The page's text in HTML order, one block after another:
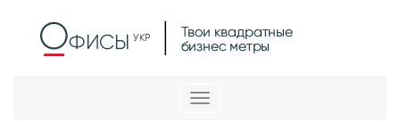
Меню